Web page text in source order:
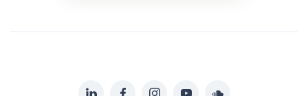
LinkedInFacebookInstagramYouTubeSoundcloud